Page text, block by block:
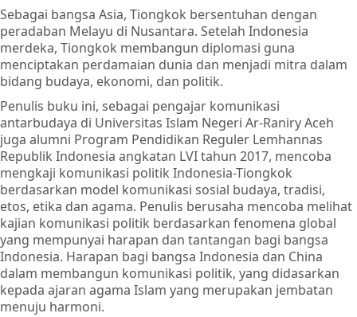
Sebagai bangsa Asia, Tiongkok bersentuhan dengan
peradaban Melayu di Nusantara. Setelah Indonesia
merdeka, Tiongkok membangun diplomasi guna
menciptakan perdamaian dunia dan menjadi mitra dalam
bidang budaya, ekonomi, dan politik.
Penulis buku ini, sebagai pengajar komunikasi
antarbudaya di Universitas Islam Negeri Ar-Raniry Aceh
juga alumni Program Pendidikan Reguler Lemhannas
Republik Indonesia angkatan LVI tahun 2017, mencoba
mengkaji komunikasi politik Indonesia-Tiongkok
berdasarkan model komunikasi sosial budaya, tradisi,
etos, etika dan agama. Penulis berusaha mencoba melihat
kajian komunikasi politik berdasarkan fenomena global
yang mempunyai harapan dan tantangan bagi bangsa
Indonesia. Harapan bagi bangsa Indonesia dan China
dalam membangun komunikasi politik, yang didasarkan
kepada ajaran agama Islam yang merupakan jembatan
menuju harmoni.